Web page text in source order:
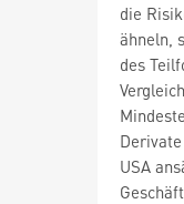
die
ähneln,
des
USA